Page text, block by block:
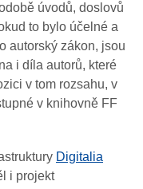
úvodů, doslovů
to bylo účelné a
autorský zákon, jsou
i díla autorů, které
v tom rozsahu, v
v knihovně FF
Digitalia
i projekt